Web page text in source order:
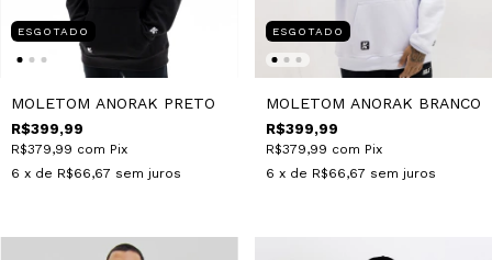
ESGOTADO
MOLETOM ANORAK PRETO
R$399,99
R$379,99 com Pix
6 x de R$66,67 sem juros
ESGOTADO
MOLETOM ANORAK BRANCO
R$399,99
R$379,99 com Pix
6 x de R$66,67 sem juros